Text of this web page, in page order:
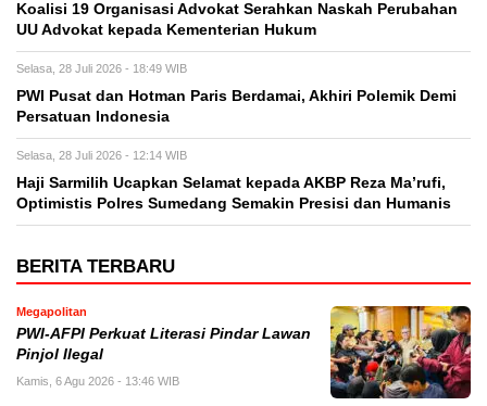
Koalisi 19 Organisasi Advokat Serahkan Naskah Perubahan
UU Advokat kepada Kementerian Hukum
Selasa, 28 Juli 2026 - 18:49 WIB
PWI Pusat dan Hotman Paris Berdamai, Akhiri Polemik Demi
Persatuan Indonesia
Selasa, 28 Juli 2026 - 12:14 WIB
Haji Sarmilih Ucapkan Selamat kepada AKBP Reza Ma’rufi,
Optimistis Polres Sumedang Semakin Presisi dan Humanis
BERITA TERBARU
Megapolitan
PWI-AFPI Perkuat Literasi Pindar Lawan
Pinjol Ilegal
Kamis, 6 Agu 2026 - 13:46 WIB